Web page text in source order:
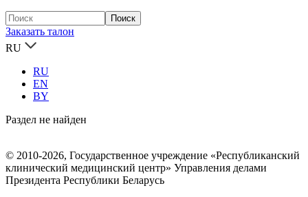
Заказать талон
RU
RU
EN
BY
Раздел не найден
© 2010-2026, Государственное учреждение «Республиканский
клинический медицинский центр» Управления делами
Президента Республики Беларусь